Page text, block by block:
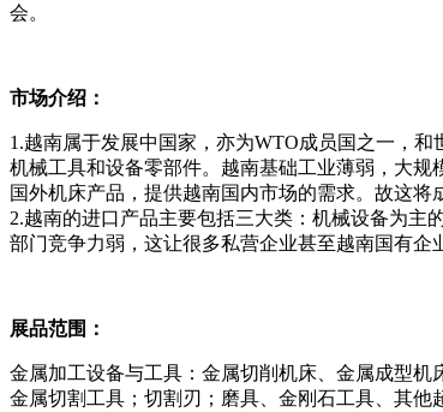
会。
市场介绍：
1.越南属于发展中国家，亦为WTO成员国之一，
机械工具和设备零部件。越南基础工业薄弱，大
国外机床产品，提供越南国内市场的需求。故这将
2.越南的进口产品主要包括三大类：机械设备为主
部门竞争力弱，这让很多私营企业甚至越南国有企
展品范围：
金属加工设备与工具：金属切削机床、金属成型
金属切割工具；切割刃；磨具、金刚石工具、其他